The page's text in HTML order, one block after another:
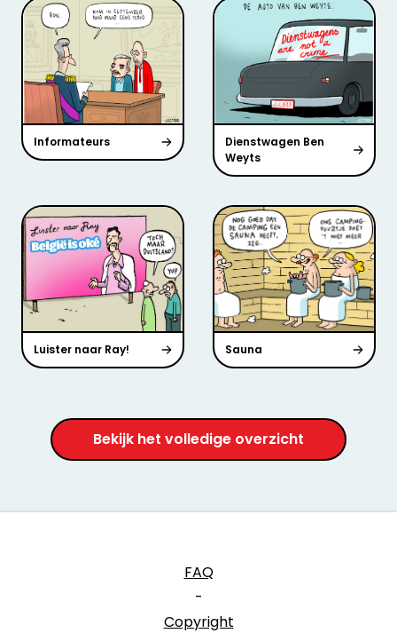
Informateurs
Dienstwagen Ben
Weyts
Luister naar Ray! Sauna
Bekijk het volledige overzicht
FAQ
-
Copyright